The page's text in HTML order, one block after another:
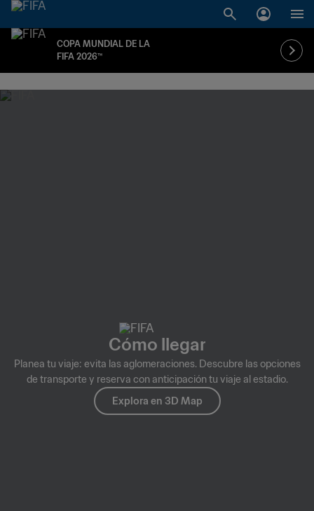
COPA MUNDIAL DE LA
FIFA 2026™
Cómo llegar
Planea tu viaje: evita las aglomeraciones. Descubre las opciones
de transporte y reserva con anticipación tu viaje al estadio.
Explora en 3D Map